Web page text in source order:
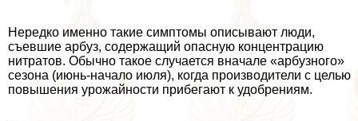
Нередко именно такие симптомы описывают люди,
съевшие арбуз, содержащий опасную концентрацию
нитратов. Обычно такое случается вначале «арбузного»
сезона (июнь-начало июля), когда производители с целью
повышения урожайности прибегают к удобрениям.